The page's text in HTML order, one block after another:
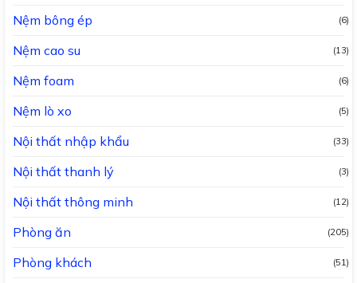
Nệm bông ép (6)
Nệm cao su (13)
Nệm foam (6)
Nệm lò xo (5)
Nội thất nhập khẩu (33)
Nội thất thanh lý (3)
Nội thất thông minh (12)
Phòng ăn (205)
Phòng khách (51)